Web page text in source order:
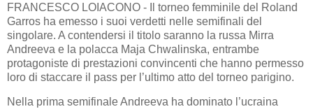
FRANCESCO LOIACONO - Il torneo femminile del Roland
Garros ha emesso i suoi verdetti nelle semifinali del
singolare. A contendersi il titolo saranno la russa Mirra
Andreeva e la polacca Maja Chwalinska, entrambe
protagoniste di prestazioni convincenti che hanno permesso
loro di staccare il pass per l’ultimo atto del torneo parigino.
Nella prima semifinale Andreeva ha dominato l’ucraina